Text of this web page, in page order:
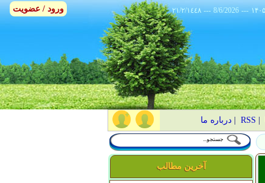
٢١/٢/١٤٤٨ --- 8/6/2026 ---
RSS
|درباره ما
آخرین مطالب
ورود / عضویت